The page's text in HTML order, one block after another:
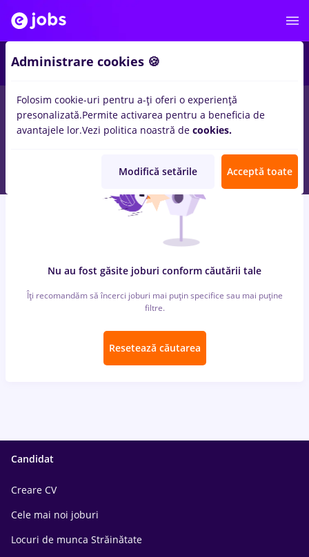
locuri de muncavopsitor in Cluj-Napocapentru
Fara experientainTransport / Distributie, IT / Telecom
Nu au fost găsite joburi conform căutării tale
Îți recomandăm să încerci joburi mai puțin specifice sau mai puține
filtre.
Resetează căutarea
Candidat
Creare CV
Cele mai noi joburi
Locuri de munca Străinătate
Administrare cookies 🍪
Folosim cookie-uri pentru a-ți oferi o experiență
presonalizată.Permite activarea pentru a beneficia de
avantajele lor.Vezi politica noastră de cookies.
Modifică setările Acceptă toate